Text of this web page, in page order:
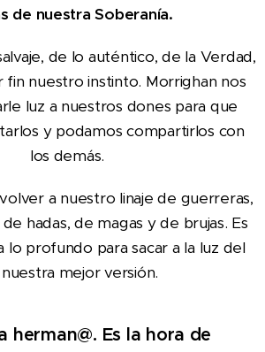
de nuestra Soberanía.
de lo auténtico, de la Verdad,
fin nuestro instinto. Morrighan nos
luz a nuestros dones para que
y podamos compartirlos con
los demás.
a nuestro linaje de guerreras,
hadas, de magas y de brujas. Es
lo profundo para sacar a la luz del
mejor versión.
herman@. Es la hora de